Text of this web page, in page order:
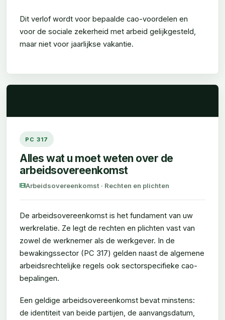
Dit verlof wordt voor bepaalde cao-voordelen en
voor de sociale zekerheid met arbeid gelijkgesteld,
maar niet voor jaarlijkse vakantie.
PC 317
Alles wat u moet weten over de
arbeidsovereenkomst
Arbeidsovereenkomst · Rechten en plichten
De arbeidsovereenkomst is het fundament van uw
werkrelatie. Ze legt de rechten en plichten vast van
zowel de werknemer als de werkgever. In de
bewakingssector (PC 317) gelden naast de algemene
arbeidsrechtelijke regels ook sectorspecifieke cao-
bepalingen.
Een geldige arbeidsovereenkomst bevat minstens:
de identiteit van beide partijen, de aanvangsdatum,